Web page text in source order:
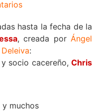
hasta la fecha de la
, creada por Ángel
:
socio cacereño, Chris
muchos